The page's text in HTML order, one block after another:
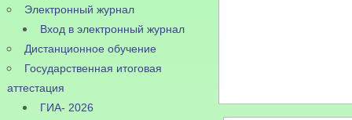
Электронный журнал
Вход в электронный журнал
Дистанционное обучение
Государственная итоговая
аттестация
ГИА- 2026